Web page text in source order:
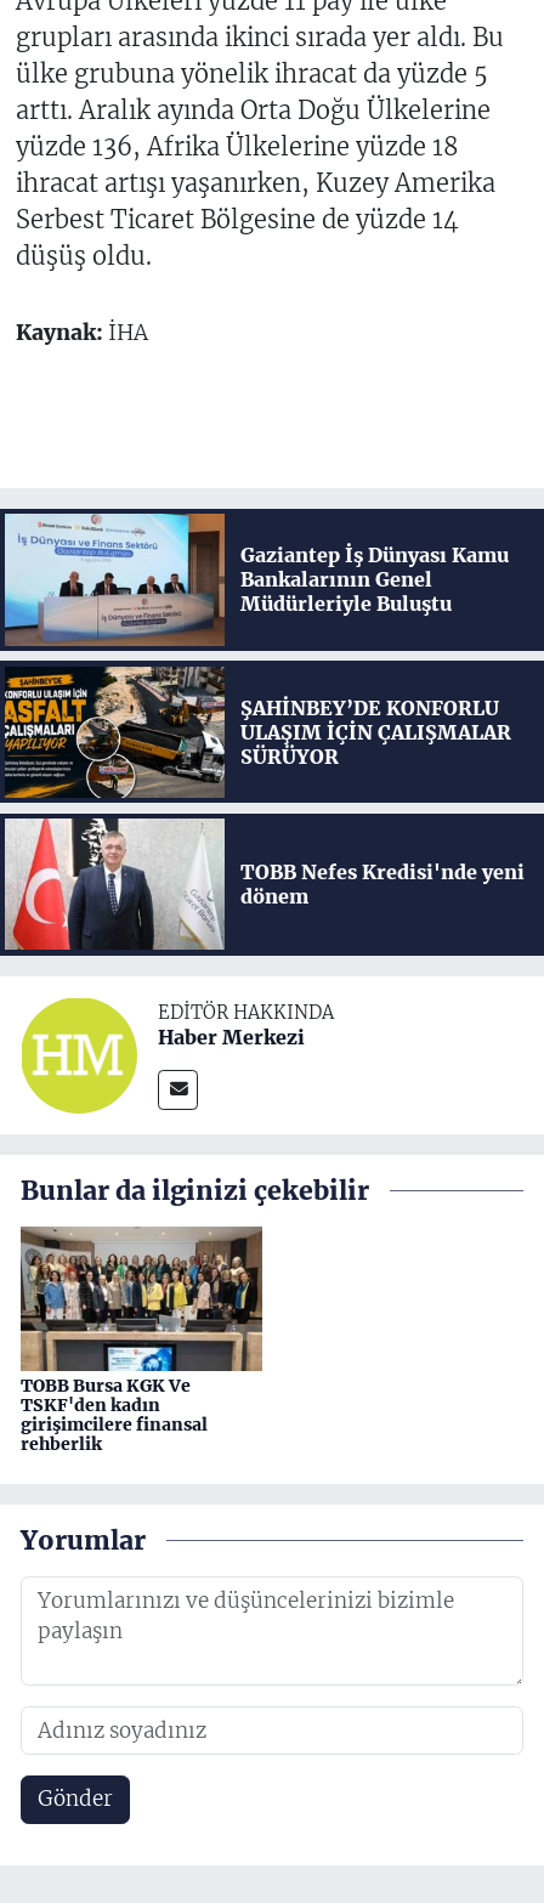
grupları arasında ikinci sırada yer aldı. Bu
ülke grubuna yönelik ihracat da yüzde 5
arttı. Aralık ayında Orta Doğu Ülkelerine
yüzde 136, Afrika Ülkelerine yüzde 18
ihracat artışı yaşanırken, Kuzey Amerika
Serbest Ticaret Bölgesine de yüzde 14
düşüş oldu.
Kaynak: İHA
Gaziantep İş Dünyası Kamu
Bankalarının Genel
Müdürleriyle Buluştu
ŞAHİNBEY’DE KONFORLU
ULAŞIM İÇİN ÇALIŞMALAR
SÜRÜYOR
TOBB Nefes Kredisi'nde yeni
dönem
EDITÖR HAKKINDA
Haber Merkezi
Bunlar da ilginizi çekebilir
TOBB Bursa KGK Ve
TSKF'den kadın
girişimcilere finansal
rehberlik
Yorumlar
Gönder